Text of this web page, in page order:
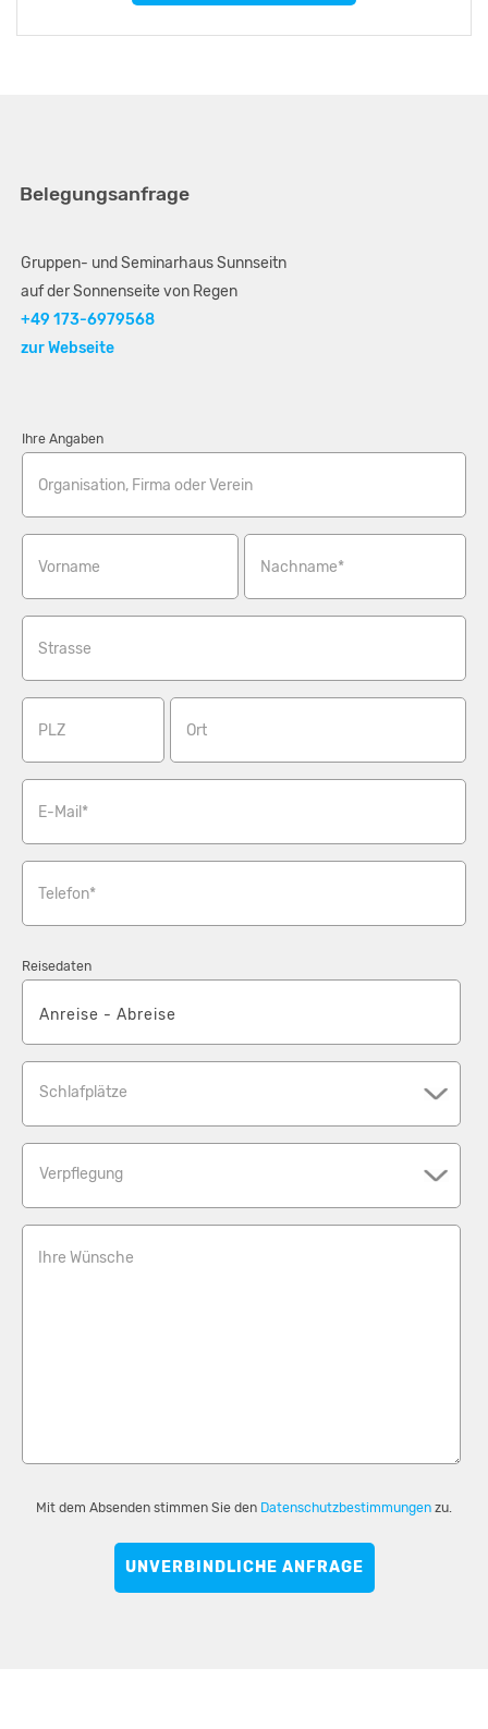
Belegungsanfrage
Gruppen- und Seminarhaus Sunnseitn
auf der Sonnenseite von Regen
+49 173-6979568
zur Webseite
Ihre Angaben
Organisation, Firma oder Verein
Vorname Nachname*
Strasse
PLZ Ort
E-Mail*
Telefon*
Reisedaten
Schlafplätze
Verpflegung
Ihre Wünsche
Mit dem Absenden stimmen Sie den Datenschutzbestimmungen zu.
UNVERBINDLICHE ANFRAGE